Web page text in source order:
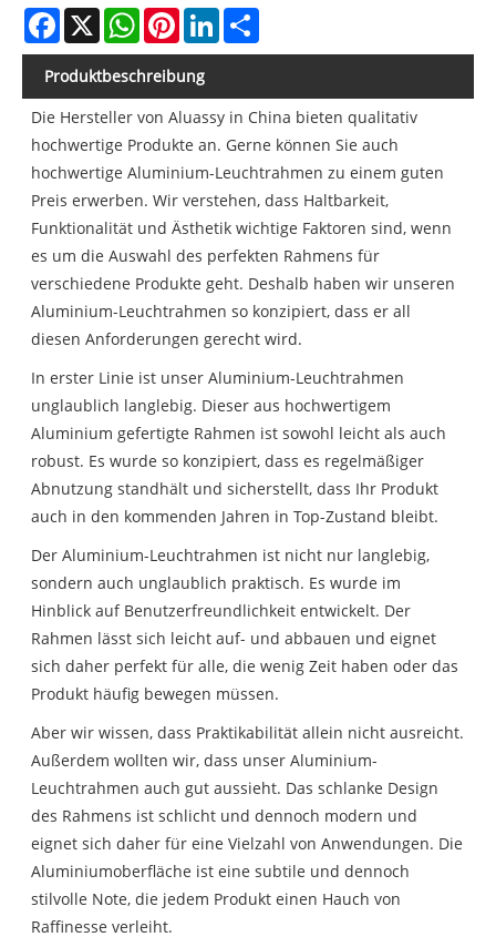
Facebook
X WhatsAppPinterestLinkedIn
Produktbeschreibung
Die Hersteller von Aluassy in China bieten qualitativ
hochwertige Produkte an. Gerne können Sie auch
hochwertige Aluminium-Leuchtrahmen zu einem guten
Preis erwerben. Wir verstehen, dass Haltbarkeit,
Funktionalität und Ästhetik wichtige Faktoren sind, wenn
es um die Auswahl des perfekten Rahmens für
verschiedene Produkte geht. Deshalb haben wir unseren
Aluminium-Leuchtrahmen so konzipiert, dass er all
diesen Anforderungen gerecht wird.
In erster Linie ist unser Aluminium-Leuchtrahmen
unglaublich langlebig. Dieser aus hochwertigem
Aluminium gefertigte Rahmen ist sowohl leicht als auch
robust. Es wurde so konzipiert, dass es regelmäßiger
Abnutzung standhält und sicherstellt, dass Ihr Produkt
auch in den kommenden Jahren in Top-Zustand bleibt.
Der Aluminium-Leuchtrahmen ist nicht nur langlebig,
sondern auch unglaublich praktisch. Es wurde im
Hinblick auf Benutzerfreundlichkeit entwickelt. Der
Rahmen lässt sich leicht auf- und abbauen und eignet
sich daher perfekt für alle, die wenig Zeit haben oder das
Produkt häufig bewegen müssen.
Aber wir wissen, dass Praktikabilität allein nicht ausreicht.
Außerdem wollten wir, dass unser Aluminium-
Leuchtrahmen auch gut aussieht. Das schlanke Design
des Rahmens ist schlicht und dennoch modern und
eignet sich daher für eine Vielzahl von Anwendungen. Die
Aluminiumoberfläche ist eine subtile und dennoch
stilvolle Note, die jedem Produkt einen Hauch von
Raffinesse verleiht.